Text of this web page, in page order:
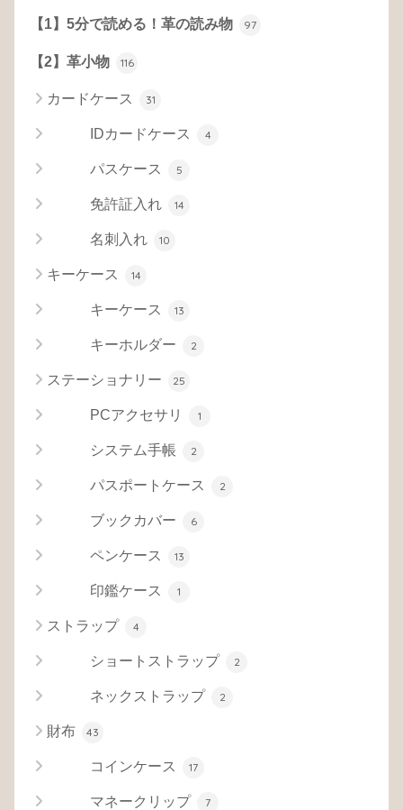
【1】5分で読める！革の読み物 97
【2】革小物 116
カードケース 31
IDカードケース 4
パスケース 5
免許証入れ 14
名刺入れ 10
キーケース 14
キーケース 13
キーホルダー 2
ステーショナリー 25
PCアクセサリ 1
システム手帳 2
パスポートケース 2
ブックカバー 6
ペンケース 13
印鑑ケース 1
ストラップ 4
ショートストラップ 2
ネックストラップ 2
財布 43
コインケース 17
マネークリップ 7